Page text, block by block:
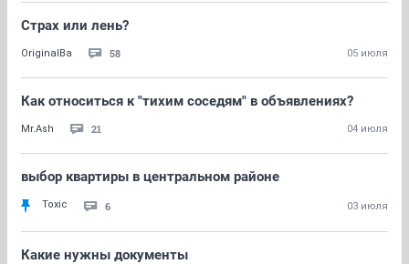
Страх или лень?
OriginalBa 58 05 июля
Как относиться к "тихим соседям" в объявлениях?
Mr.Ash 21 04 июля
выбор квартиры в центральном районе
Toxic 6 03 июля
Какие нужны документы